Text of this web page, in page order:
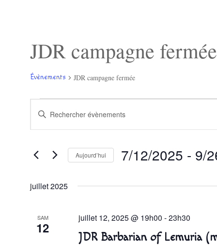
JDR campagne fermée
Évènements JDR campagne fermée
Évènements
Recherche
navigation
de
Évènements
Saisir
mot-
par
mot-
Aujourd’hui 7/12/2025 - 9/
date.
juillet 2025
SAM
12
JDR Barbarian of Lemuria
juillet 12, 2025 @ 19h00 -23h30